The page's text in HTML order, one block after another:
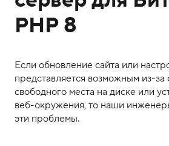
PHP 8
Если обновление сайта или
представляется возможным из-за
свободного места на диске или
веб-окружения, то наши
эти проблемы.